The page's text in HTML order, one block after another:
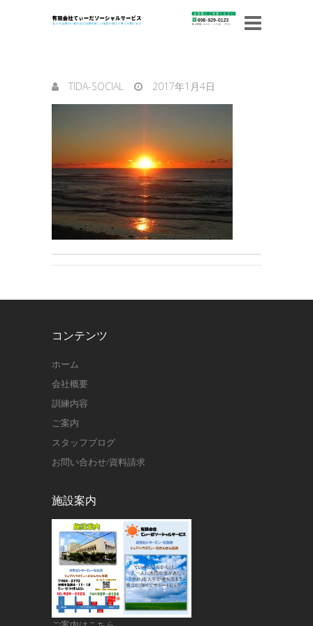
TIDA-SOCIAL 2017年1月4日
コンテンツ
ホーム
会社概要
訓練内容
ご案内
スタッフブログ
お問い合わせ/資料請求
施設案内